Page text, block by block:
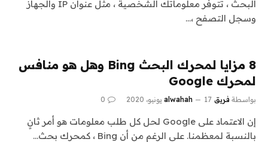
البحث ، تتوفر معلوماتك الشخصية ، مثل عنوان IP والجهاز
وسجل التصفح ،…
8 مزايا لمحرك البحث Bing وهل هو منافس
لمحرك Google
بواسطة فريق alwahah 17 يونيو، 2020 0
إن الاعتماد على Google لحل كل طلب معلومات هو أمر ثانٍ
بالنسبة لمعظمنا. على الرغم من أن Bing ، كمحرك بحث…